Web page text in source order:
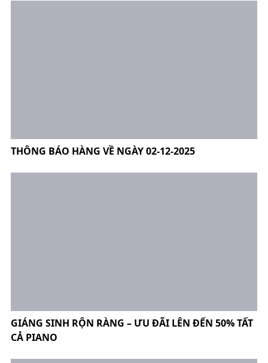
THÔNG BÁO HÀNG VỀ NGÀY 02-12-2025
GIÁNG SINH RỘN RÀNG – ƯU ĐÃI LÊN ĐẾN 50% TẤT
CẢ PIANO